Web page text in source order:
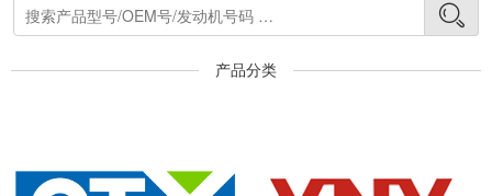
产品分类